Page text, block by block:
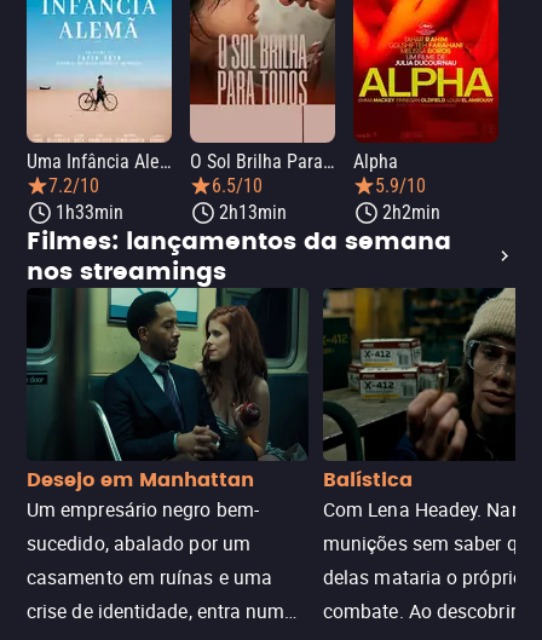
Uma Infância Alemã
7.2/10
1h33min
O Sol Brilha Para Todos
6.5/10
2h13min
Alpha
5.9/10
2h2min
Filmes: lançamentos da semana
nos streamings
Desejo em Manhattan
Um empresário negro bem-
sucedido, abalado por um
casamento em ruínas e uma
crise de identidade, entra num
Balística
Com Lena Headey.
munições sem saber
delas mataria o próprio
combate. Ao descobrir a